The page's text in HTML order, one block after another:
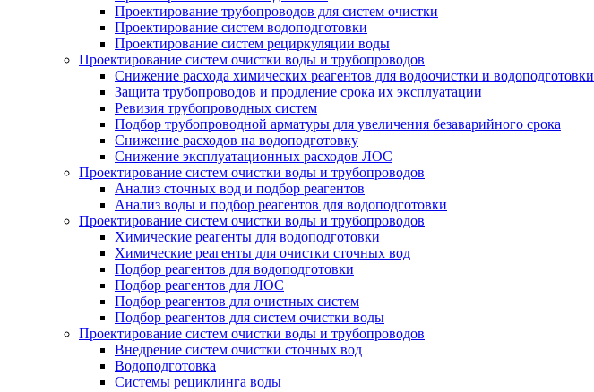
Проектирование трубопроводов для систем очистки
Проектирование систем водоподготовки
Проектирование систем рециркуляции воды
Проектирование систем очистки воды и трубопроводов
Снижение расхода химических реагентов для водоочистки и водоподготовки
Защита трубопроводов и продление срока их эксплуатации
Ревизия трубопроводных систем
Подбор трубопроводной арматуры для увеличения безаварийного срока
Снижение расходов на водоподготовку
Снижение эксплуатационных расходов ЛОС
Проектирование систем очистки воды и трубопроводов
Анализ сточных вод и подбор реагентов
Анализ воды и подбор реагентов для водоподготовки
Проектирование систем очистки воды и трубопроводов
Химические реагенты для водоподготовки
Химические реагенты для очистки сточных вод
Подбор реагентов для водоподготовки
Подбор реагентов для ЛОС
Подбор реагентов для очистных систем
Подбор реагентов для систем очистки воды
Проектирование систем очистки воды и трубопроводов
Внедрение систем очистки сточных вод
Водоподготовка
Системы рециклинга воды